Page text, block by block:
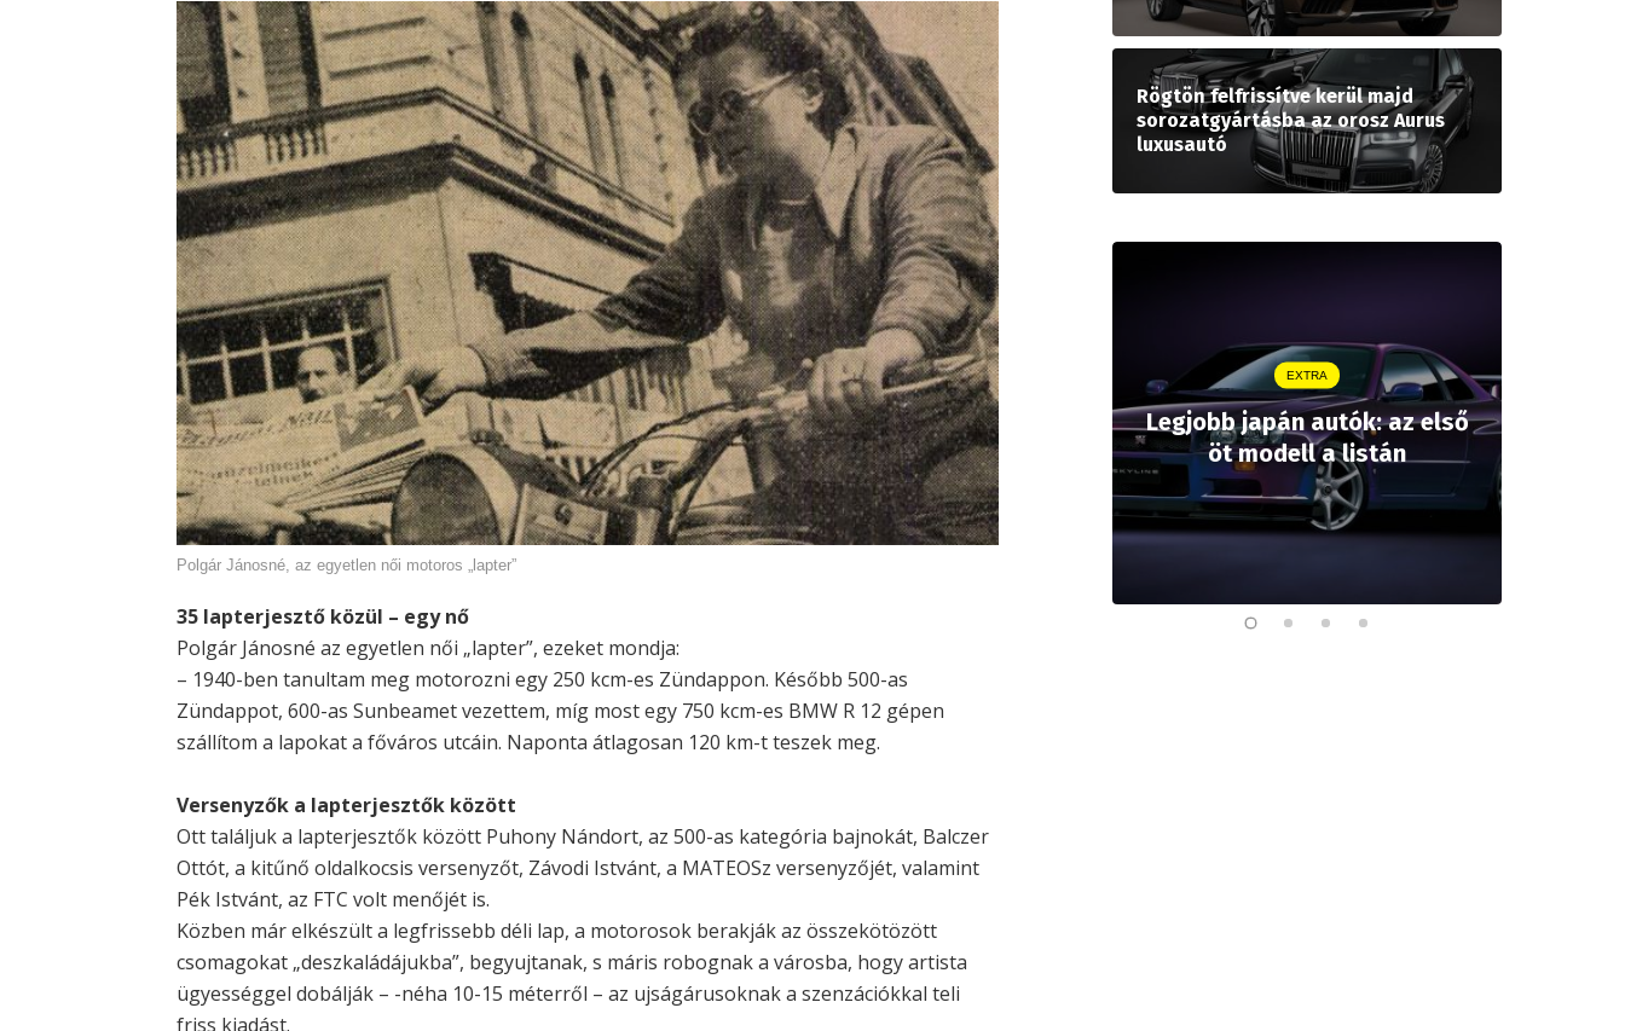
Polgár Jánosné, az egyetlen női motoros „lapter”
35 lapterjesztő közül – egy nő
Polgár Jánosné az egyetlen női „lapter”, ezeket mondja:
– 1940-ben tanultam meg motorozni egy 250 kcm-es Zündappon. Később 500-as
Zündappot, 600-as Sunbeamet vezettem, míg most egy 750 kcm-es BMW R 12 gépen
szállítom a lapokat a főváros utcáin. Naponta átlagosan 120 km-t teszek meg.
Versenyzők a lapterjesztők között
Ott találjuk a lapterjesztők között Puhony Nándort, az 500-as kategória bajnokát, Balczer
Ottót, a kitűnő oldalkocsis versenyzőt, Závodi Istvánt, a MATEOSz versenyzőjét, valamint
Pék Istvánt, az FTC volt menőjét is.
Közben már elkészült a legfrissebb déli lap, a motorosok berakják az összekötözött
csomagokat „deszkaládájukba”, begyujtanak, s máris robognak a városba, hogy artista
ügyességgel dobálják – -néha 10-15 méterről – az ujságárusoknak a szenzációkkal teli
friss kiadást.
Rögtön felfrissítve kerül majd
sorozatgyártásba az orosz Aurus
luxusautó
EXTRA
Legjobb japán autók: az első
öt modell a listán